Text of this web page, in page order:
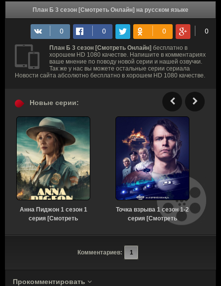
План Б 3 сезон [Смотреть Онлайн] на русском языке
План Б 3 сезон [Смотреть Онлайн] бесплатно в
хорошем HD 1080 качестве. Напишите в комментариях
ваше мнение по поводу новой серии и нашей озвучки.
Так же у нас вы можете остальные серии сериала
Новости сайта абсолютно бесплатно в хорошем HD 1080 качестве.
Новые серии:
Анна Пиджон 1 сезон 1
серия [Смотреть
Точка взрыва 1 сезон 1-2
серия [Смотреть
Комментариев: 1
Прокомментировать